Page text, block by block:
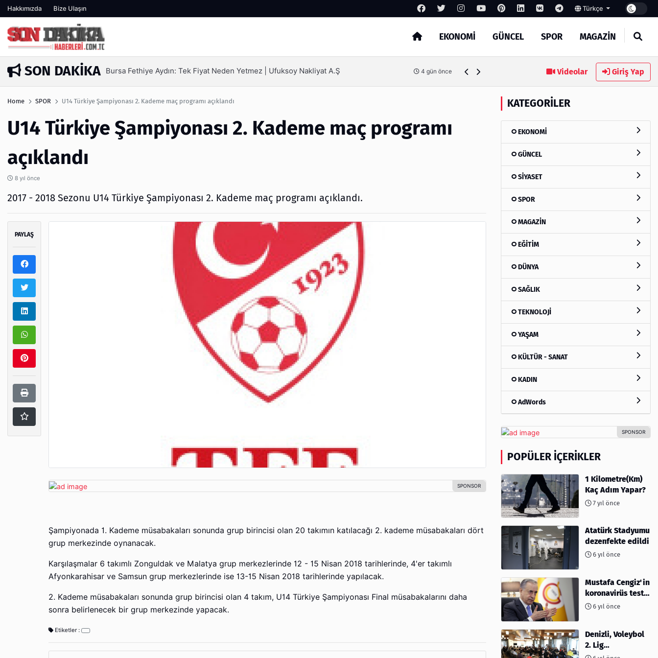
Hakkımızda Bize Ulaşın Türkçe
EKONOMİ GÜNCEL SPOR MAGAZİN
Arama
SON DAKIKA
1 gün önce Bursa Fethiye Aydın: Tek Fiyat Neden Yetmez | Ufuksoy Nakliyat A.Ş 4 gün önce SEO Hizmeti Alırken Kandırılmamak İçin Bilinmesi
Videolar Giriş Yap
Home SPOR U14 Türkiye Şampiyonası 2. Kademe maç programı açıklandı
U14 Türkiye Şampiyonası 2. Kademe maç programı
açıklandı
8 yıl önce
2017 - 2018 Sezonu U14 Türkiye Şampiyonası 2. Kademe maç programı açıklandı.
PAYLAŞ
Şampiyonada 1. Kademe müsabakaları sonunda grup birincisi olan 20 takımın katılacağı 2. kademe müsabakaları dört
grup merkezinde oynanacak.
Karşılaşmalar 6 takımlı Zonguldak ve Malatya grup merkezlerinde 12 - 15 Nisan 2018 tarihlerinde, 4'er takımlı
Afyonkarahisar ve Samsun grup merkezlerinde ise 13-15 Nisan 2018 tarihlerinde yapılacak.
2. Kademe müsabakaları sonunda grup birincisi olan 4 takım, U14 Türkiye Şampiyonası Final müsabakalarını daha
sonra belirlenecek bir grup merkezinde yapacak.
Etiketler :
KATEGORILER
EKONOMİ
GÜNCEL
SİYASET
SPOR
MAGAZİN
EĞİTİM
DÜNYA
SAĞLIK
TEKNOLOJİ
YAŞAM
KÜLTÜR - SANAT
KADIN
AdWords
POPÜLER İÇERIKLER
1 Kilometre(Km)
Kaç Adım Yapar?
7 yıl önce
Atatürk Stadyumu
dezenfekte edildi
6 yıl önce
Mustafa Cengiz'in
koronavirüs test
sonucu açıklandı
6 yıl önce
Denizli, Voleybol
2. Lig
müsabakalarına